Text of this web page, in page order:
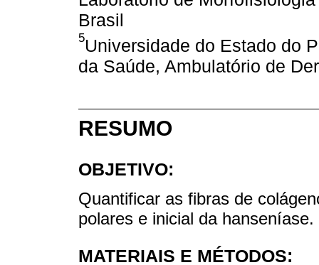
Brasil
5Universidade do Estado do
da Saúde, Ambulatório de
RESUMO
OBJETIVO:
Quantificar as fibras de
polares e inicial da hanseníase.
MATERIAIS E MÉTODOS: